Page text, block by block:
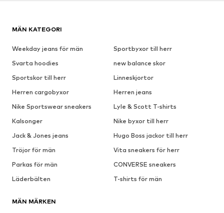
MÄN KATEGORI
Weekday jeans för män
Sportbyxor till herr
Svarta hoodies
new balance skor
Sportskor till herr
Linneskjortor
Herren cargobyxor
Herren jeans
Nike Sportswear sneakers
Lyle & Scott T-shirts
Kalsonger
Nike byxor till herr
Jack & Jones jeans
Hugo Boss jackor till herr
Tröjor för män
Vita sneakers för herr
Parkas för män
CONVERSE sneakers
Läderbälten
T-shirts för män
MÄN MÄRKEN